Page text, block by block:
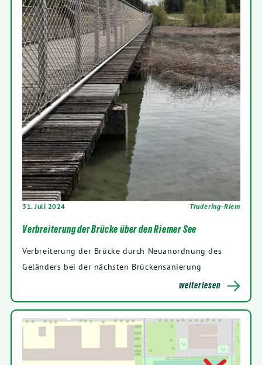
31. Juli 2024 Trudering-Riem
Verbreiterung der Brücke über den Riemer See
Verbreiterung der Brücke durch Neuanordnung des
Geländers bei der nächsten Brückensanierung
weiterlesen